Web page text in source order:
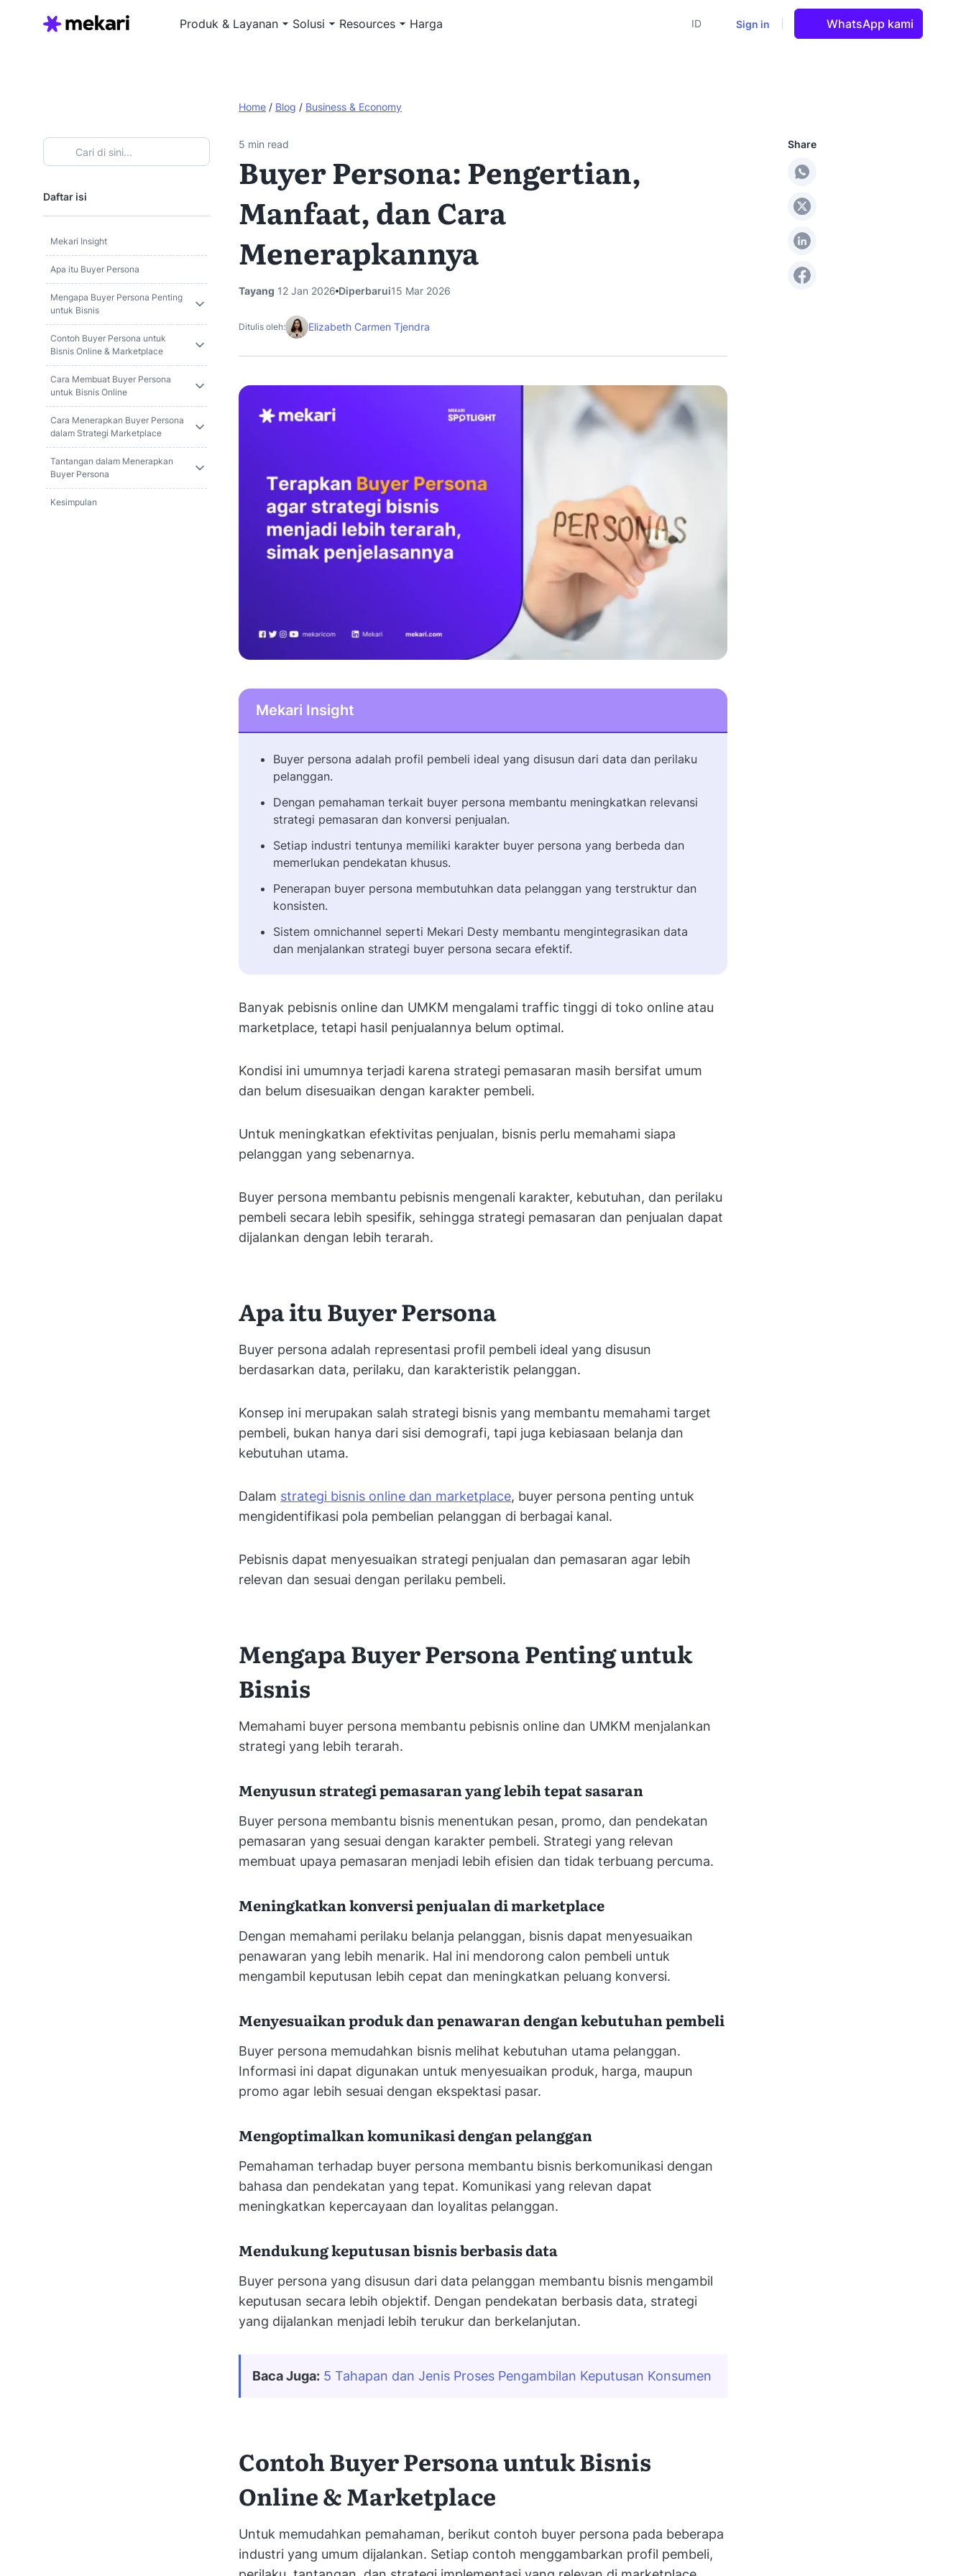
Produk & Layanan Solusi Resources Harga ID Sign in WhatsApp kami
Home / Blog / Business & Economy
Daftar isi
Mekari Insight
Apa itu Buyer Persona
Mengapa Buyer Persona Penting
untuk Bisnis
Contoh Buyer Persona untuk
Bisnis Online & Marketplace
Cara Membuat Buyer Persona
untuk Bisnis Online
Cara Menerapkan Buyer Persona
dalam Strategi Marketplace
Tantangan dalam Menerapkan
Buyer Persona
Kesimpulan
5 min read
Buyer Persona: Pengertian,
Manfaat, dan Cara
Menerapkannya
Tayang 12 Jan 2026 Diperbarui15 Mar 2026
Ditulis oleh: Elizabeth Carmen Tjendra
Mekari Insight
Buyer persona adalah profil pembeli ideal yang disusun dari data dan perilaku
pelanggan.
Dengan pemahaman terkait buyer persona membantu meningkatkan relevansi
strategi pemasaran dan konversi penjualan.
Setiap industri tentunya memiliki karakter buyer persona yang berbeda dan
memerlukan pendekatan khusus.
Penerapan buyer persona membutuhkan data pelanggan yang terstruktur dan
konsisten.
Sistem omnichannel seperti Mekari Desty membantu mengintegrasikan data
dan menjalankan strategi buyer persona secara efektif.
Banyak pebisnis online dan UMKM mengalami traffic tinggi di toko online atau
marketplace, tetapi hasil penjualannya belum optimal.
Kondisi ini umumnya terjadi karena strategi pemasaran masih bersifat umum
dan belum disesuaikan dengan karakter pembeli.
Untuk meningkatkan efektivitas penjualan, bisnis perlu memahami siapa
pelanggan yang sebenarnya.
Buyer persona membantu pebisnis mengenali karakter, kebutuhan, dan perilaku
pembeli secara lebih spesifik, sehingga strategi pemasaran dan penjualan dapat
dijalankan dengan lebih terarah.
Apa itu Buyer Persona
Buyer persona adalah representasi profil pembeli ideal yang disusun
berdasarkan data, perilaku, dan karakteristik pelanggan.
Konsep ini merupakan salah strategi bisnis yang membantu memahami target
pembeli, bukan hanya dari sisi demografi, tapi juga kebiasaan belanja dan
kebutuhan utama.
Dalam strategi bisnis online dan marketplace, buyer persona penting untuk
mengidentifikasi pola pembelian pelanggan di berbagai kanal.
Pebisnis dapat menyesuaikan strategi penjualan dan pemasaran agar lebih
relevan dan sesuai dengan perilaku pembeli.
Mengapa Buyer Persona Penting untuk
Bisnis
Memahami buyer persona membantu pebisnis online dan UMKM menjalankan
strategi yang lebih terarah.
Menyusun strategi pemasaran yang lebih tepat sasaran
Buyer persona membantu bisnis menentukan pesan, promo, dan pendekatan
pemasaran yang sesuai dengan karakter pembeli. Strategi yang relevan
membuat upaya pemasaran menjadi lebih efisien dan tidak terbuang percuma.
Meningkatkan konversi penjualan di marketplace
Dengan memahami perilaku belanja pelanggan, bisnis dapat menyesuaikan
penawaran yang lebih menarik. Hal ini mendorong calon pembeli untuk
mengambil keputusan lebih cepat dan meningkatkan peluang konversi.
Menyesuaikan produk dan penawaran dengan kebutuhan pembeli
Buyer persona memudahkan bisnis melihat kebutuhan utama pelanggan.
Informasi ini dapat digunakan untuk menyesuaikan produk, harga, maupun
promo agar lebih sesuai dengan ekspektasi pasar.
Mengoptimalkan komunikasi dengan pelanggan
Pemahaman terhadap buyer persona membantu bisnis berkomunikasi dengan
bahasa dan pendekatan yang tepat. Komunikasi yang relevan dapat
meningkatkan kepercayaan dan loyalitas pelanggan.
Mendukung keputusan bisnis berbasis data
Buyer persona yang disusun dari data pelanggan membantu bisnis mengambil
keputusan secara lebih objektif. Dengan pendekatan berbasis data, strategi
yang dijalankan menjadi lebih terukur dan berkelanjutan.
Baca Juga: 5 Tahapan dan Jenis Proses Pengambilan Keputusan Konsumen
Contoh Buyer Persona untuk Bisnis
Online & Marketplace
Untuk memudahkan pemahaman, berikut contoh buyer persona pada beberapa
industri yang umum dijalankan. Setiap contoh menggambarkan profil pembeli,
Share